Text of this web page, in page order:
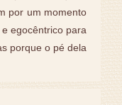
por um momento
egocêntrico para
porque o pé dela